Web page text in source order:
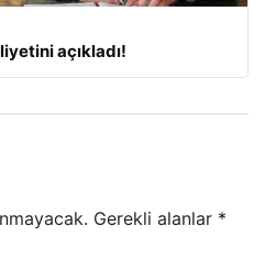
açıkladı!
Gerekli alanlar *